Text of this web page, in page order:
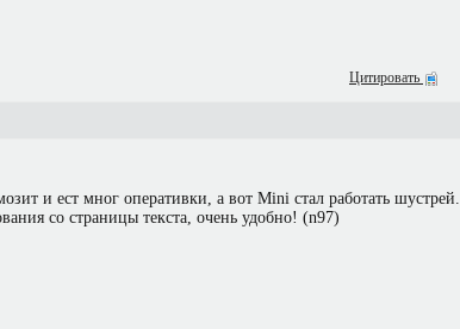
Цитировать
и ест мног оперативки, а вот Mini стал работать шустрей.
со страницы текста, очень удобно! (n97)